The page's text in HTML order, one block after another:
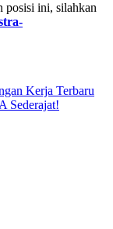
posisi ini, silahkan
Kerja Terbaru
Sederajat!